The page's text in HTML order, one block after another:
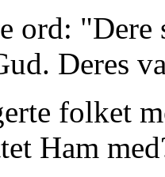
ord:
Deres
folket
Ham